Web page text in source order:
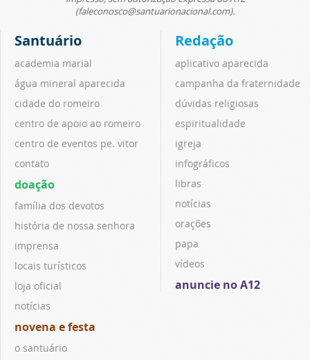
(faleconosco@santuarionacional.com).
Santuário
academia marial
água mineral aparecida
cidade do romeiro
centro de apoio ao romeiro
centro de eventos pe. vitor
contato
doação
família dos devotos
história de nossa senhora
imprensa
locais turísticos
loja oficial
notícias
novena e festa
o santuário
Redação
aplicativo aparecida
campanha da fraternidade
dúvidas religiosas
espiritualidade
igreja
infográficos
libras
notícias
orações
papa
vídeos
anuncie no A12